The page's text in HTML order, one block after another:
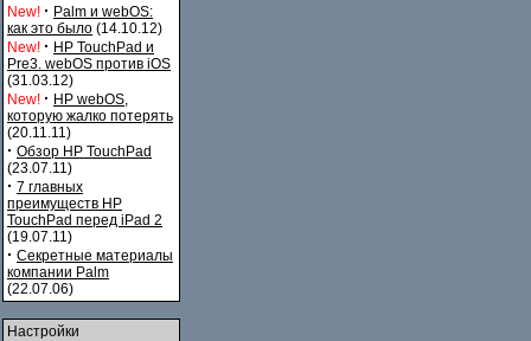
New! · Palm и webOS:
как это было (14.10.12)
New! · HP TouchPad и
Pre3. webOS против iOS
(31.03.12)
New! · HP webOS,
которую жалко потерять
(20.11.11)
· Обзор HP TouchPad
(23.07.11)
· 7 главных
преимуществ HP
TouchPad перед iPad 2
(19.07.11)
· Секретные материалы
компании Palm
(22.07.06)
Настройки